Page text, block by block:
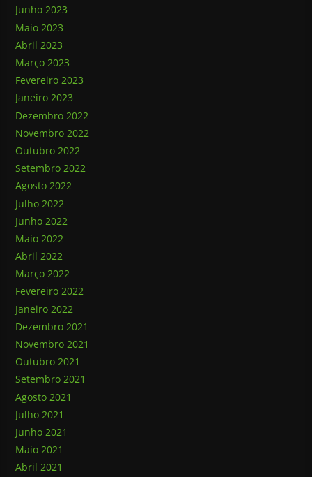
Junho 2023
Maio 2023
Abril 2023
Março 2023
Fevereiro 2023
Janeiro 2023
Dezembro 2022
Novembro 2022
Outubro 2022
Setembro 2022
Agosto 2022
Julho 2022
Junho 2022
Maio 2022
Abril 2022
Março 2022
Fevereiro 2022
Janeiro 2022
Dezembro 2021
Novembro 2021
Outubro 2021
Setembro 2021
Agosto 2021
Julho 2021
Junho 2021
Maio 2021
Abril 2021